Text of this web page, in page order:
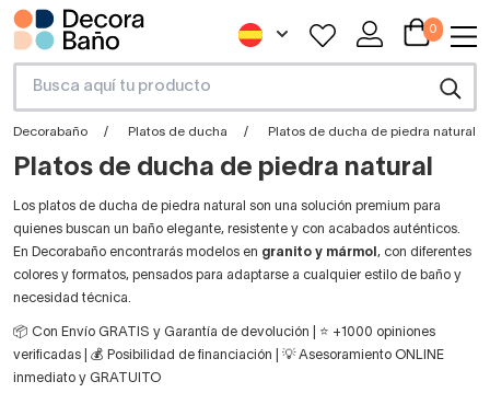
0
Decorabaño Platos de ducha Platos de ducha de piedra natural
Platos de ducha de piedra natural
Los platos de ducha de piedra natural son una solución premium para
quienes buscan un baño elegante, resistente y con acabados auténticos.
En Decorabaño encontrarás modelos en granito y mármol , con diferentes
colores y formatos, pensados para adaptarse a cualquier estilo de baño y
necesidad técnica.
📦 Con Envío GRATIS y Garantía de devolución | ⭐ +1000 opiniones
verificadas | 💰 Posibilidad de financiación | 💡 Asesoramiento ONLINE
inmediato y GRATUITO